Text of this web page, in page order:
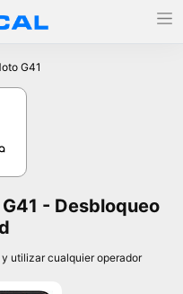
G41
- Desbloqueo
utilizar cualquier operador